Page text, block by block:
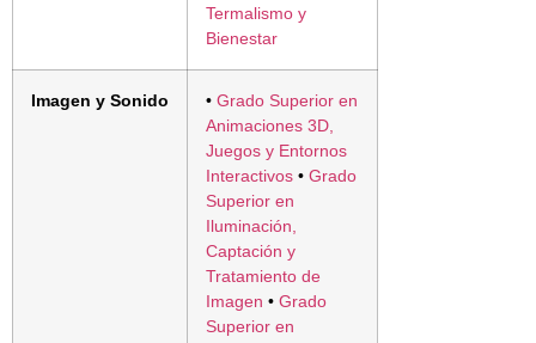
Termalismo y
Bienestar
Imagen y Sonido • Grado Superior en
Animaciones 3D,
Juegos y Entornos
Interactivos • Grado
Superior en
Iluminación,
Captación y
Tratamiento de
Imagen • Grado
Superior en